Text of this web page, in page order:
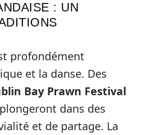
: UN
profondément
et la danse. Des
Bay Prawn Festival
dans des
et de partage. La